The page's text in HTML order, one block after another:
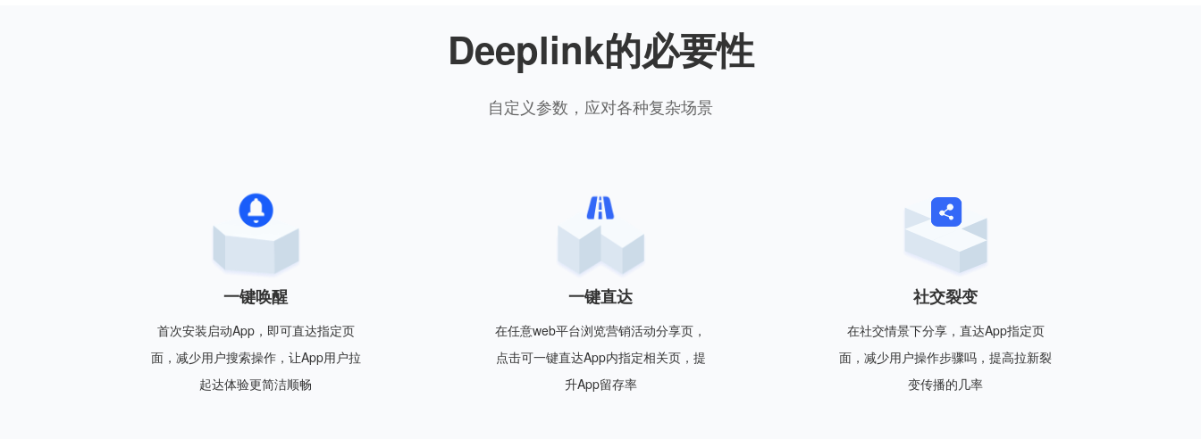
Deeplink的必要性
自定义参数，应对各种复杂场景
一键唤醒
首次安装启动App，即可直达指定页
面，减少用户搜索操作，让App用户拉
起达体验更简洁顺畅
一键直达
在任意web平台浏览营销活动分享页，
点击可一键直达App内指定相关页，提
升App留存率
社交裂变
在社交情景下分享，直达App指定页
面，减少用户操作步骤吗，提高拉新裂
变传播的几率